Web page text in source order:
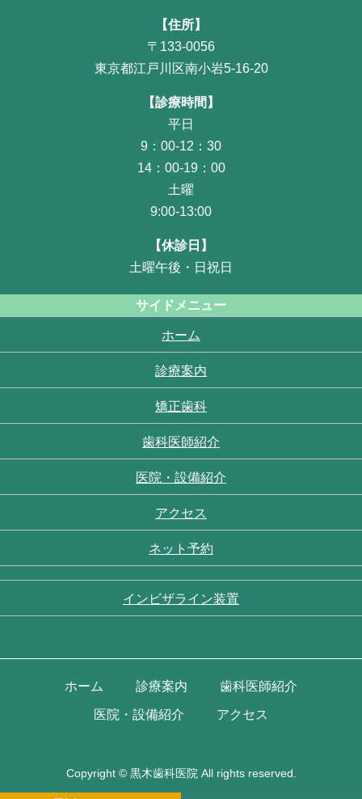
【住所】
〒133-0056
東京都江戸川区南小岩5-16-20
【診療時間】
平日
9：00-12：30
14：00-19：00
土曜
9:00-13:00
【休診日】
土曜午後・日祝日
サイドメニュー
ホーム
診療案内
矯正歯科
歯科医師紹介
医院・設備紹介
アクセス
ネット予約
インビザライン装置
ホーム 診療案内 歯科医師紹介
医院・設備紹介 アクセス
Copyright © 黒木歯科医院 All rights reserved.